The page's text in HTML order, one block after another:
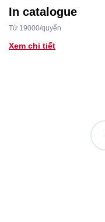
In catalogue
Từ 19000/quyển
Xem chi tiết